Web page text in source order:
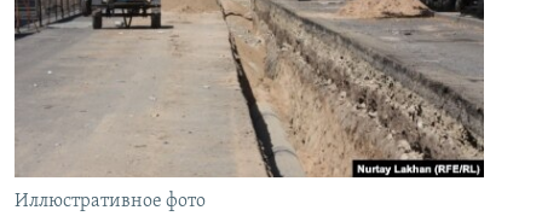
FOTOQALEREYA
İNFOQRAFIKA
OXU ZALI
AZƏRBAYCAN ƏDƏBIYYATI KITABXANASI
İSLAM VƏ DEMOKRATIYA
İZ - MƏDƏNIYYƏT PROQRAMI
HAQQIMIZDA
MISSIYAMIZ
PEŞƏ ETIKASI VƏ JURNALISTIKA STANDARTLARIMIZ
MATERIALLARIMIZDAN ISTIFADƏ
AZADLIQRADIOSU MOBIL TELEFONUNUZDA
BIZI IZLƏ
RFE/RL-in bütün saytları
Иллюстративное фото